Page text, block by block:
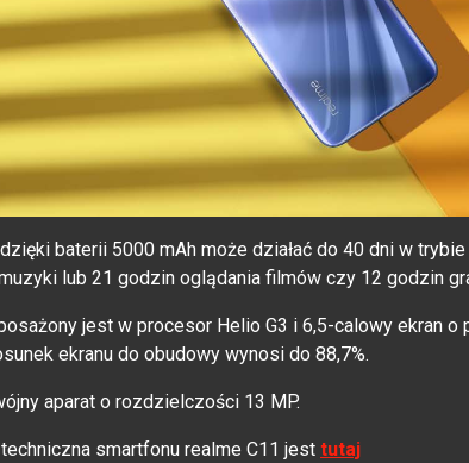
dzięki baterii 5000 mAh może działać do 40 dni w
lub 21 godzin oglądania filmów czy 12 godzin
jest w procesor Helio G3 i 6,5-calowy ekran o
ekranu do obudowy wynosi do 88,7%.
aparat o rozdzielczości 13 MP.
smartfonu realme C11 jest tutaj